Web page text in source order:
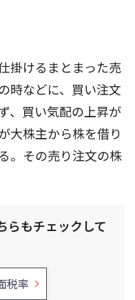
掛けるまとまった売
時などに、買い注文
、買い気配の上昇が
大株主から株を借り
。その売り注文の株
らもチェックして
税率